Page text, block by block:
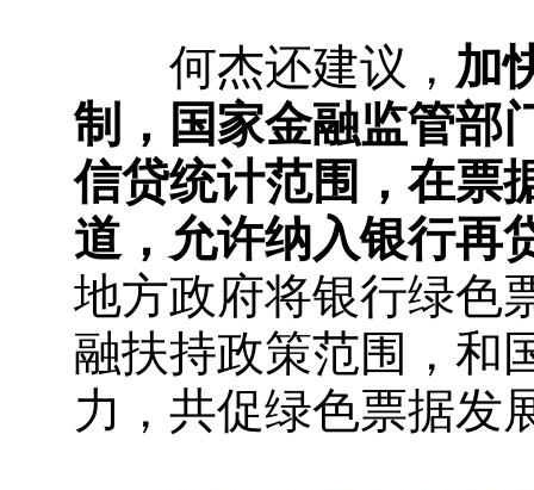
何杰还建议， 加
制，国家金融监管部
信贷统计范围，在票
道，允许纳入银行再
地方政府将银行绿色
融扶持政策范围，和
力，共促绿色票据发